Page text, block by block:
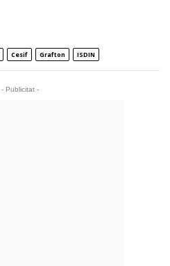
Cesif Grafton ISDIN
- Publicitat -